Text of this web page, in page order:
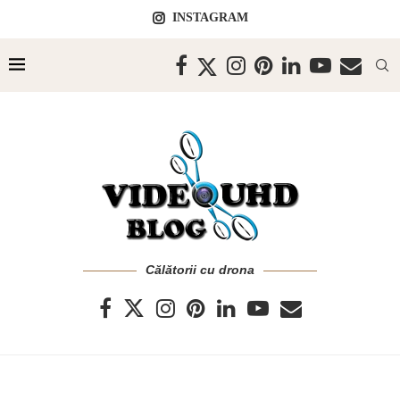
INSTAGRAM
Călătorii cu drona